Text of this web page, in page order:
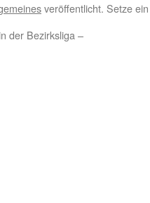
veröffentlicht. Setze
der Bezirksliga –